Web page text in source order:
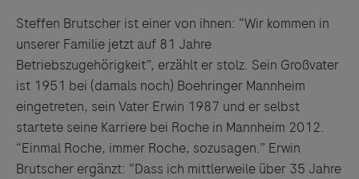
Steffen Brutscher ist einer von ihnen: “Wir kommen in
unserer Familie jetzt auf 81 Jahre
Betriebszugehörigkeit”, erzählt er stolz. Sein Großvater
ist 1951 bei (damals noch) Boehringer Mannheim
eingetreten, sein Vater Erwin 1987 und er selbst
startete seine Karriere bei Roche in Mannheim 2012.
“Einmal Roche, immer Roche, sozusagen.” Erwin
Brutscher ergänzt: “Dass ich mittlerweile über 35 Jahre